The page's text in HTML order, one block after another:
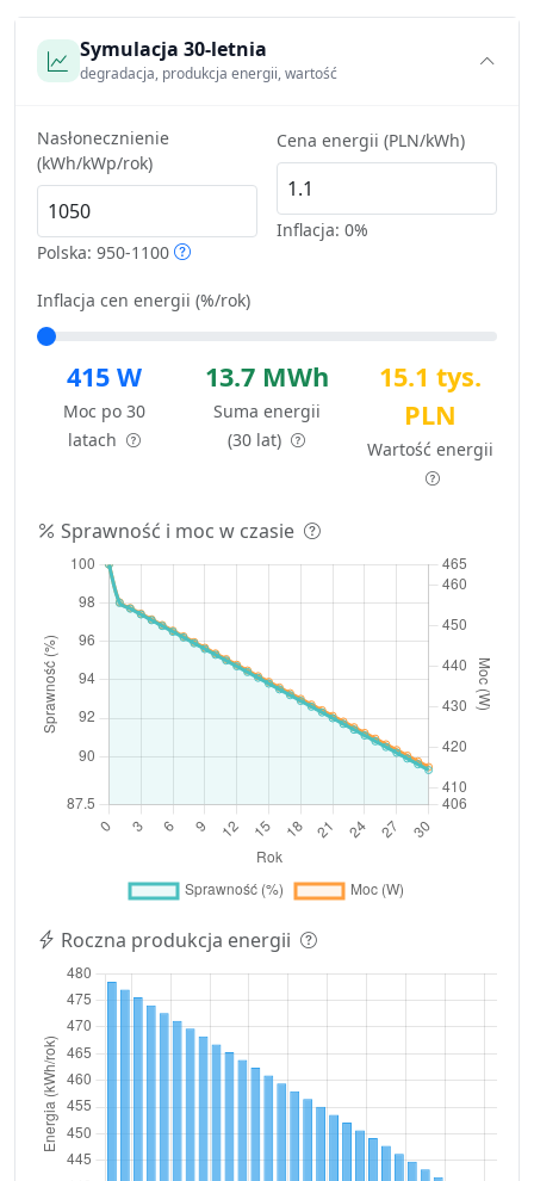
Symulacja 30-letnia
degradacja, produkcja energii, wartość
Nasłonecznienie
(kWh/kWp/rok)
Polska: 950-1100
Cena energii (PLN/kWh)
Inflacja: 0%
Inflacja cen energii (%/rok)
415 W
Moc po 30
latach
13.7 MWh
Suma energii
(30 lat)
15.1 tys.
PLN
Wartość energii
Sprawność i moc w czasie
Roczna produkcja energii